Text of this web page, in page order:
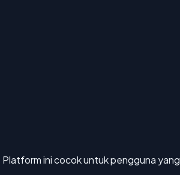
ini cocok untuk pengguna yang